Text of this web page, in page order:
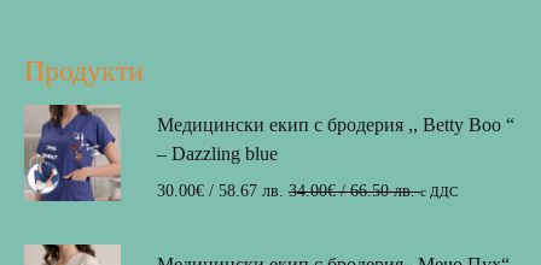
Продукти
Медицински екип с бродерия ,, Betty Boo “
– Dazzling blue
30.00€ / 58.67 лв. 34.00€/ 66.50 лв.с ДДС